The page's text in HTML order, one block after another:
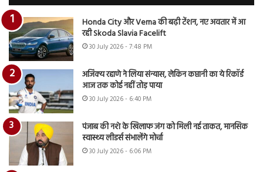
Honda City और Verna की बढ़ी टेंशन, नए अवतार में आ
रही Skoda Slavia Facelift
30 July 2026 - 7:48 PM
अजिंक्य रहाणे ने लिया संन्यास, लेकिन कप्तानी का ये रिकॉर्ड
आज तक कोई नहीं तोड़ पाया
30 July 2026 - 6:40 PM
पंजाब की नशे के खिलाफ जंग को मिली नई ताकत, मानसिक
स्वास्थ्य लीडर्स संभालेंगे मोर्चा
30 July 2026 - 6:06 PM